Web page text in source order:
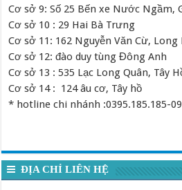
Cơ sở 9: Số 25 Bến xe Nước Ngầm,
Cơ sở 10 : 29 Hai Bà Trưng
Cơ sở 11: 162 Nguyễn Văn Cừ, Long
Cơ sở 12: đào duy tùng Đông Anh
Cơ sở 13 : 535 Lạc Long Quân, Tây
Cơ sở 14 : 124 âu cơ, Tây hồ
* hotline chi nhánh :0395.185.185-
ĐỊA CHỈ LIÊN HỆ